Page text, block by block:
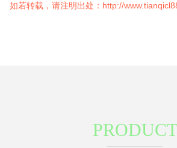
如若转载，请注明出处：http://
PRODUCT